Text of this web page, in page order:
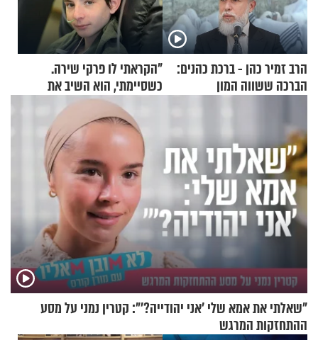
הרב זמיר כהן - ברכת כהנים:
הברכה ששווה המון
"הקראתי לו פרקי שירה.
כשסיימתי, הוא השיב את
נשמתו לבורא"
"שאלתי את אמא שלי 'אני יהודייה?'": קטרין נמני על מסע
ההתחזקות המרגש